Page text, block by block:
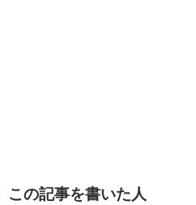
この記事を書いた人